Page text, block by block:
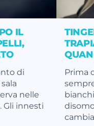
IL
di
nelle
Gli innesti
Prima